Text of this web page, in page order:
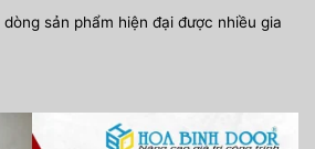
sản phẩm hiện đại được nhiều gia